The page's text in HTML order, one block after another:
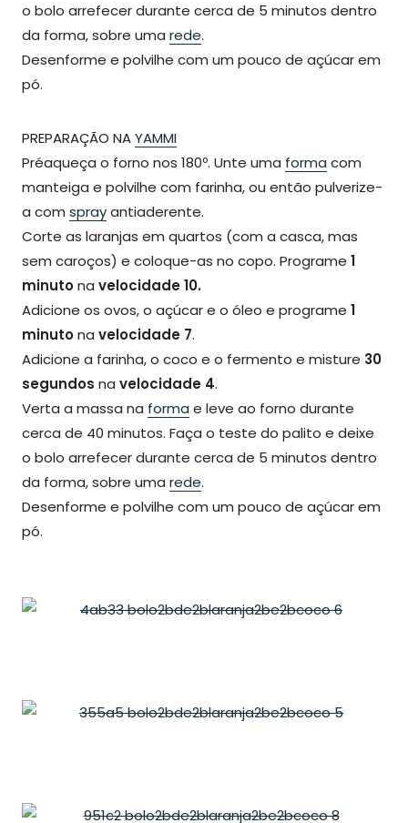
o bolo arrefecer durante cerca de 5 minutos dentro
da forma, sobre uma rede.
Desenforme e polvilhe com um pouco de açúcar em
pó.
PREPARAÇÃO NAYAMMI
Préaqueça o forno nos 180º. Unte uma forma com
manteiga e polvilhe com farinha, ou então pulverize-
a com sprayantiaderente.
Corte as laranjas em quartos (com a casca, mas
sem caroços) e coloque-as no copo. Programe 1
minutona velocidade 10.
Adicione os ovos, o açúcar e o óleo e programe 1
minutona velocidade 7.
Adicione a farinha, o coco e o fermento e misture 30
segundos na velocidade 4.
Verta a massa na forma e leve ao forno durante
cerca de 40 minutos. Faça o teste do palito e deixe
o bolo arrefecer durante cerca de 5 minutos dentro
da forma, sobre uma rede.
Desenforme e polvilhe com um pouco de açúcar em
pó.